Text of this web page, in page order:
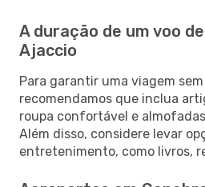
A duração de um voo
Ajaccio
Para garantir uma viagem
recomendamos que inclua
roupa confortável e
Além disso, considere levar
entretenimento, como livros,